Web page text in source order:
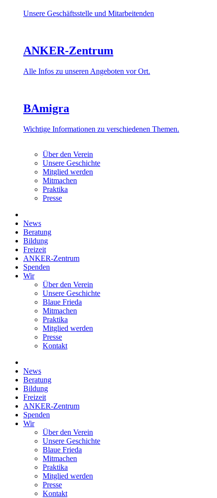
Unsere Geschäftsstelle und Mitarbeitenden
ANKER-Zentrum
Alle Infos zu unseren Angeboten vor Ort.
BAmigra
Wichtige Informationen zu verschiedenen Themen.
Über den Verein
Unsere Geschichte
Mitglied werden
Mitmachen
Praktika
Presse
News
Beratung
Bildung
Freizeit
ANKER-Zentrum
Spenden
Wir
Über den Verein
Unsere Geschichte
Blaue Frieda
Mitmachen
Praktika
Mitglied werden
Presse
Kontakt
News
Beratung
Bildung
Freizeit
ANKER-Zentrum
Spenden
Wir
Über den Verein
Unsere Geschichte
Blaue Frieda
Mitmachen
Praktika
Mitglied werden
Presse
Kontakt